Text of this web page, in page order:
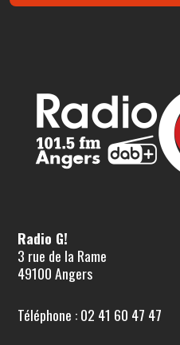
Radio G!
3 rue de la Rame
49100 Angers
Téléphone : 02 41 60 47 47